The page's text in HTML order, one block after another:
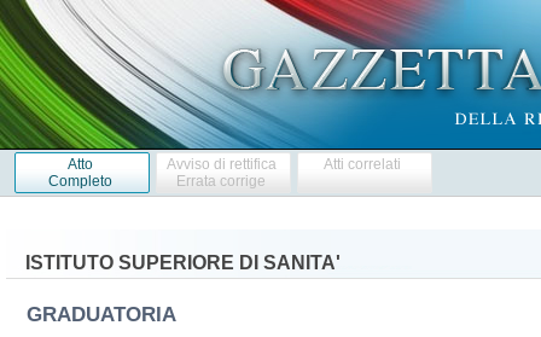
Atto
Completo
Avviso di rettifica
Errata corrige
Atti correlati
ISTITUTO SUPERIORE DI SANITA'
GRADUATORIA